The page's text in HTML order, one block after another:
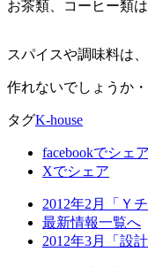
お茶類、コーヒー類
スパイスや調味料は
作れないでしょうか・
タグK-house
facebookでシェア
Xでシェア
2012年2月「Ｙチ
最新情報一覧へ
2012年3月「